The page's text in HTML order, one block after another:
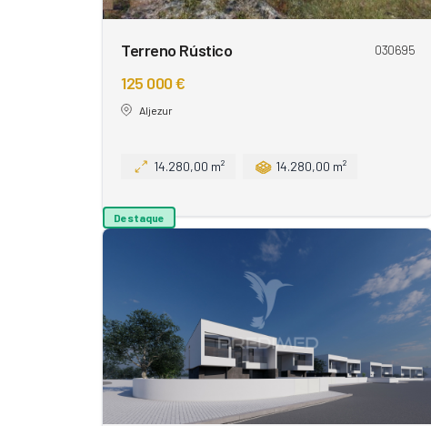
Terreno Rústico 030695
125 000 €
Aljezur
14.280,00 m² 14.280,00 m²
Destaque